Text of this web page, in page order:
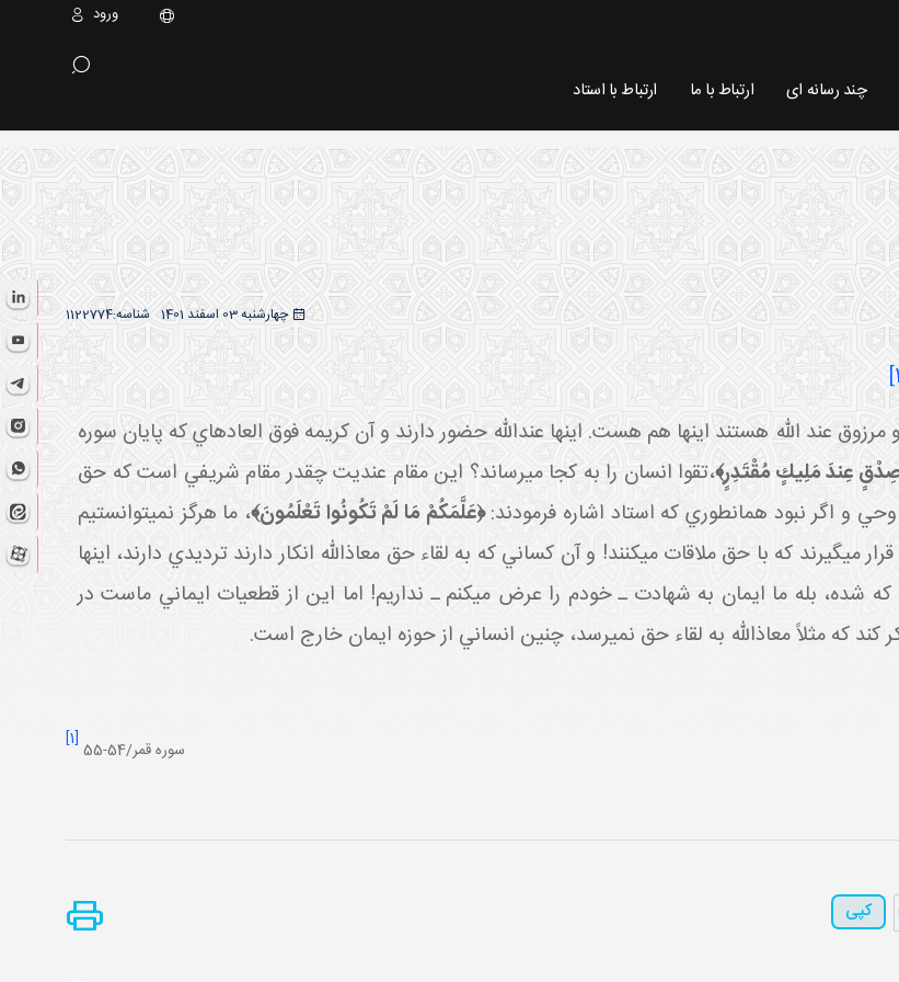
ورود
چند رسانه ای ارتباط با ما ارتباط با استاد
چهارشنبه 03 اسفند 1401 1122774شناسه:
عند الله هستند اينها هم هست. اينها عندالله حضور دارند و آن کريمه فوق العاده اي که پايان سوره
عِندَ مَلِيكٍ مُقْتَدِرٍ﴾،تقوا انسان را به کجا مي رساند؟ اين مقام عنديت چقدر مقام شريفي است که حق
و اگر نبود همان طوري که استاد اشاره فرمودند:﴿عَلَّمَكُمْ مَا لَمْ تَكُونُوا تَعْلَمُونَ﴾، ما هرگز نمي توانستيم
گيرند که با حق ملاقات مي کنند! و آن کساني که به لقاء حق معاذالله انکار دارند ترديدي دارند، اينها
شده، بله ما ايمان به شهادت ـ خودم را عرض مي کنم ـ نداريم! اما اين از قطعيات ايماني ماست در
که مثلاً معاذالله به لقاء حق نمي رسد، چنين انساني از حوزه ايمان خارج است.
[1] سوره قمر/54-55
کپی